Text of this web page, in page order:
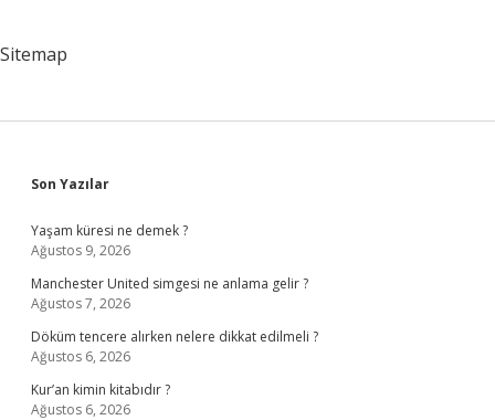
Sitemap
Sidebar
Son Yazılar
Yaşam küresi ne demek ?
Ağustos 9, 2026
Manchester United simgesi ne anlama gelir ?
Ağustos 7, 2026
Döküm tencere alırken nelere dikkat edilmeli ?
Ağustos 6, 2026
Kur’an kimin kitabıdır ?
Ağustos 6, 2026